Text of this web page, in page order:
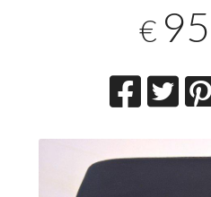
€ 95